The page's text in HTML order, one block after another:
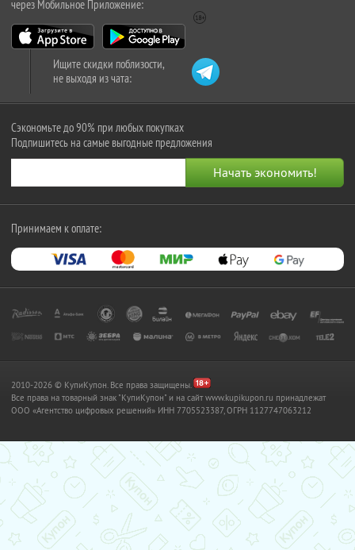
через Мобильное Приложение:
Ищите скидки поблизости,
не выходя из чата:
Сэкономьте до 90% при любых покупках
Подпишитесь на самые выгодные предложения
Принимаем к оплате:
2010-2026 © КупиКупон. Все права защищены.
Все права на товарный знак "КупиКупон" и на сайт www.kupikupon.ru принадлежат
OOO «Агентство цифровых решений» ИНН 7705523387, ОГРН 1127747063212